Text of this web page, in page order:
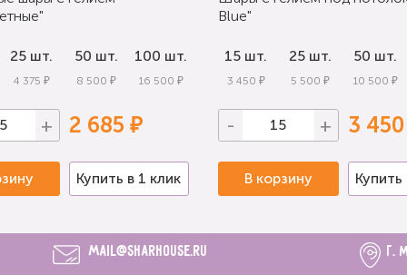
25 шт.
4 375 ₽
50 шт.
8 500 ₽
100 шт.
16 500 ₽
+ 2 685 ₽
Купить в 1 клик
Blue"
15 шт.
3 450 ₽
25 шт.
5 500 ₽
50 шт.
10 500 ₽
- + 3
В корзину Купить
mail@sharhouse.ru г.